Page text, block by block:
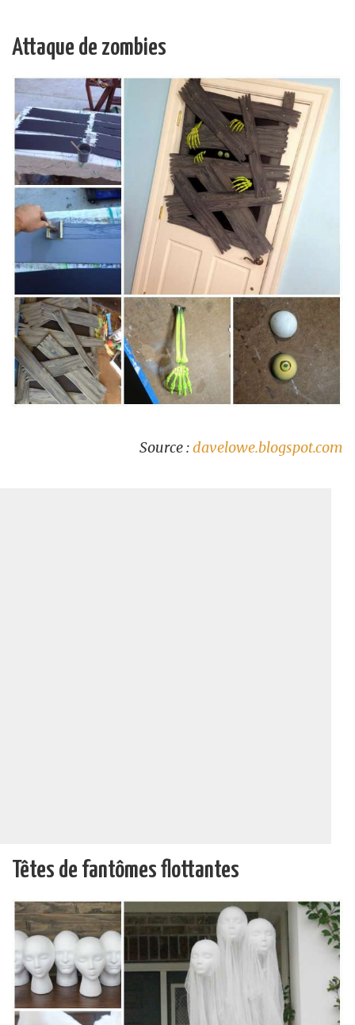
Attaque de zombies
Source :davelowe.blogspot.com
Têtes de fantômes flottantes